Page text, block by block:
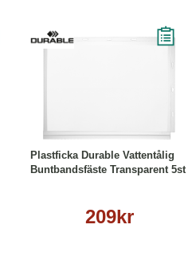
Plastficka Durable Vattentålig
Buntbandsfäste Transparent 5st
209kr